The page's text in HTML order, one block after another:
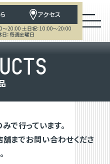
アクセス
～20:00 土日祝：10:00～20:00
日：毎週金曜日
UCTS
で行っています。
までお問い合わせくださ